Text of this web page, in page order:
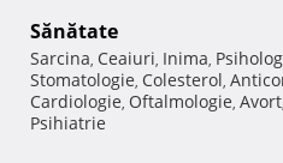
Sănătate
Sarcina, Ceaiuri, Inima,
Stomatologie, Colesterol,
Cardiologie, Oftalmologie, Avort,
Psihiatrie